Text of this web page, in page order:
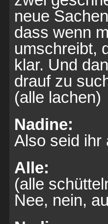
neue
dass wenn
umschreibt,
klar. Und
drauf zu
(alle lachen)
Nadine:
Also seid ihr
Alle:
(alle
Nee, nein,